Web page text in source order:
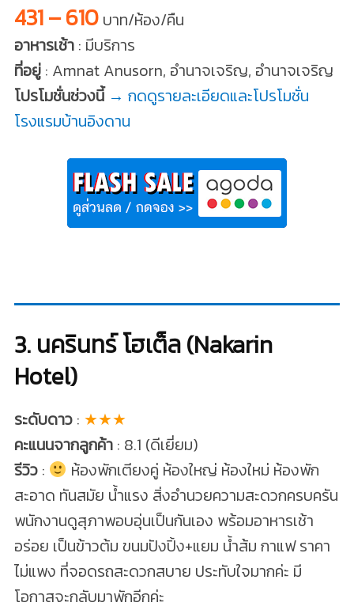
431 – 610บาท/ห้อง/คืน
อาหารเช้า: มีบริการ
ที่อยู่: Amnat Anusorn, อำนาจเจริญ, อำนาจเจริญ
โปรโมชั่นช่วงนี้ → กดดูรายละเอียดและโปรโมชั่น
โรงแรมบ้านอิงดาน
3. นครินทร์ โฮเต็ล (Nakarin
Hotel)
ระดับดาว: ★★★
คะแนนจากลูกค้า: 8.1 (ดีเยี่ยม)
รีวิว:
ห้องพักเตียงคู่ ห้องใหญ่ ห้องใหม่ ห้องพัก
สะอาด ทันสมัย น้ำแรง สิ่งอำนวยความสะดวกครบครัน
พนักงานดูสุภาพอบอุ่นเป็นกันเอง พร้อมอาหารเช้า
อร่อย เป็นข้าวต้ม ขนมปังปิ้ง+แยม น้ำส้ม กาแฟ ราคา
ไม่แพง ที่จอดรถสะดวกสบาย ประทับใจมากค่ะ มี
โอกาสจะกลับมาพักอีกค่ะ